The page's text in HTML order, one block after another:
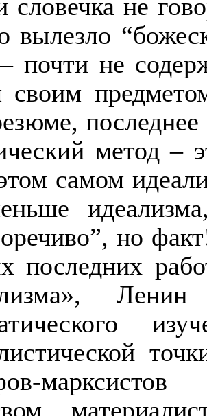
словечка не
вылезло
почти не
своим
последнее
метод –
самом
но
последних